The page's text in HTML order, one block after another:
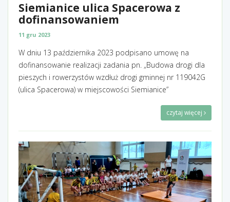
Siemianice ulica Spacerowa z
dofinansowaniem
11 gru 2023
W dniu 13 października 2023 podpisano umowę na
dofinansowanie realizacji zadania pn. „Budowa drogi dla
pieszych i rowerzystów wzdłuż drogi gminnej nr 119042G
(ulica Spacerowa) w miejscowości Siemianice”
czytaj więcej